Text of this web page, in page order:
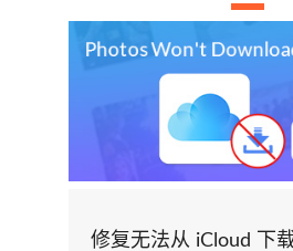
修复无法从 iCloud 下